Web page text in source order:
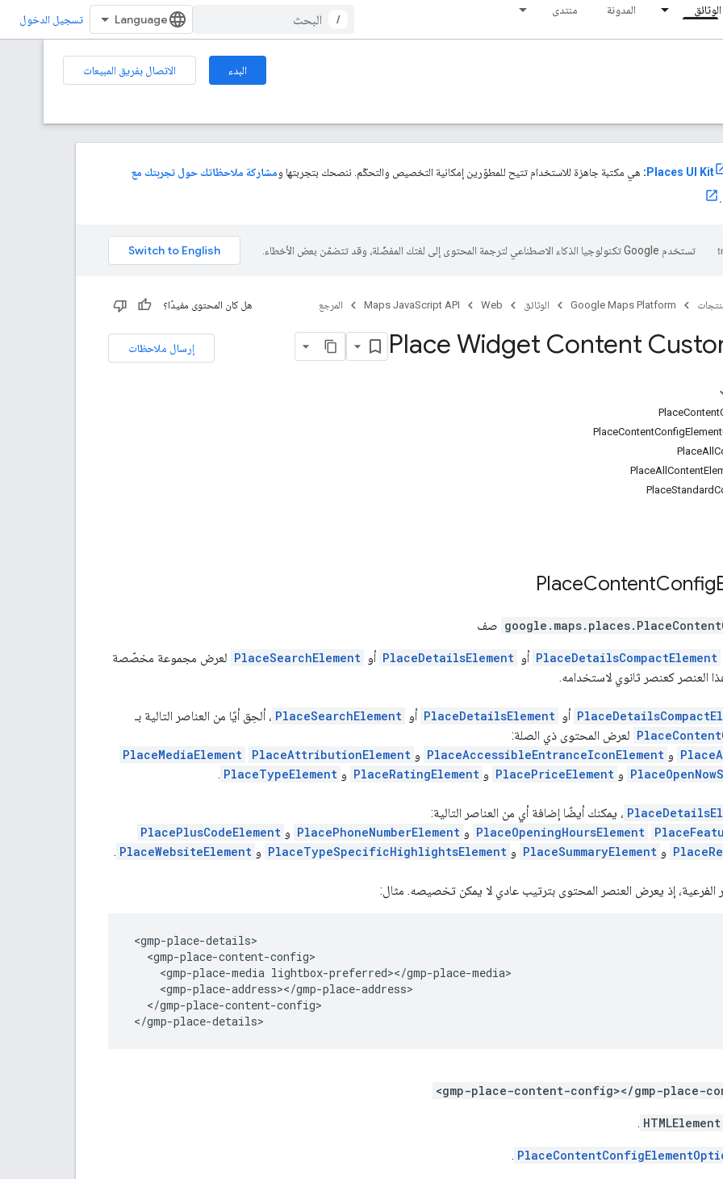
الوثائق المدونة منتدى
/ تسجيل الدخول
البدء
الاتصال بفريق المبيعات
: هي مكتبة جاهزة للاستخدام تتيح للمطوّرين إمكانية التخصيص والتحكّم. ننصحك بتجربتها ومشاركة ملاحظاتك حول تجربتك مع
تستخدم Google تكنولوجيا الذكاء الاصطناعي لترجمة المحتوى إلى لغتك المفضّلة، وقد تتضمّن بعض الأخطاء.
Google Maps Platform الوثائق Web
Maps JavaScript API المرجع هل كان المحتوى مفيدًا؟
إرسال ملاحظات Place Widget Content
PlaceContentConfig
google.maps.places. صف
PlaceDetailsCompactElement أو PlaceDetailsElement أو PlaceSearchElement لعرض مجموعة مخصّصة
العنصر كعنصر ثانوي لاستخدامه.
أو PlaceDetailsElement أو PlaceSearchElement ، ألحِق أيًا من العناصر التالية بـ
لعرض المحتوى ذي الصلة:
و PlaceAccessibleEntranceIconElement و PlaceAttributionElement
PlaceMediaElement
و PlacePriceElement و PlaceRatingElement و PlaceTypeElement
.
، يمكنك أيضًا إضافة أي من العناصر التالية:
PlaceOpeningHoursElement و PlacePhoneNumberElement و PlacePlusCodeElement
و PlaceSummaryElement و PlaceTypeSpecificHighlightsElement و PlaceWebsiteElement
.
الفرعية، إذ يعرض العنصر المحتوى بترتيب عادي لا يمكن تخصيصه. مثال:
<gmp-place-details>
<gmp-place-content-config>
<gmp-place-media lightbox-preferred></gmp-place-media>
<gmp-place-address></gmp-place-address>
</gmp-place-content-config>
</gmp-place-details>
<gmp-place-content-config></gmp-place-
HTMLElement
.
.